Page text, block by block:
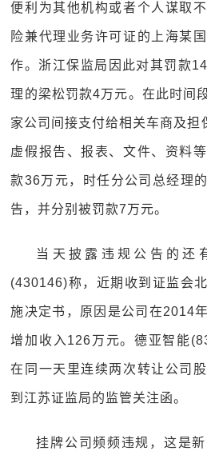
便利为其他机构或者个人谋取
险兼代理业务许可证的上海某
作。浙江保监局因此对其罚款
理的梁松罚款4万元。在此时间
家公司间接支付给相关车商及担
虚假报告、报表、文件、资料
款36万元，时任分公司总经理
告，并分别被罚款7万元。
当天披露违规公告的还
(430146)称，近期收到证监会
施决定书，原因是公司在2014
增加收入126万元。德亚智能
在同一天里连续两次转让公司
到江苏证监局的监管关注函。
挂牌公司频频违规，这是